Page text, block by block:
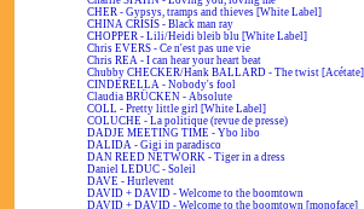
CHER - Gypsys, tramps and thieves [White Label]
CHINA CRISIS - Black man ray
CHOPPER - Lili/Heidi bleib blu [White Label]
Chris EVERS - Ce n'est pas une vie
Chris REA - I can hear your heart beat
Chubby CHECKER/Hank BALLARD - The twist [Acétate]
CINDERELLA - Nobody's fool
Claudia BRÜCKEN - Absolute
COLL - Pretty little girl [White Label]
COLUCHE - La politique (revue de presse)
DADJE MEETING TIME - Ybo libo
DALIDA - Gigi in paradisco
DAN REED NETWORK - Tiger in a dress
Daniel LEDUC - Soleil
DAVE - Hurlevent
DAVID + DAVID - Welcome to the boomtown
DAVID + DAVID - Welcome to the boomtown [monoface]